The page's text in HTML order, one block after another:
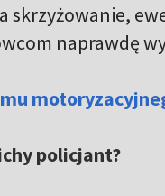
skrzyżowanie,
naprawdę
policjant?